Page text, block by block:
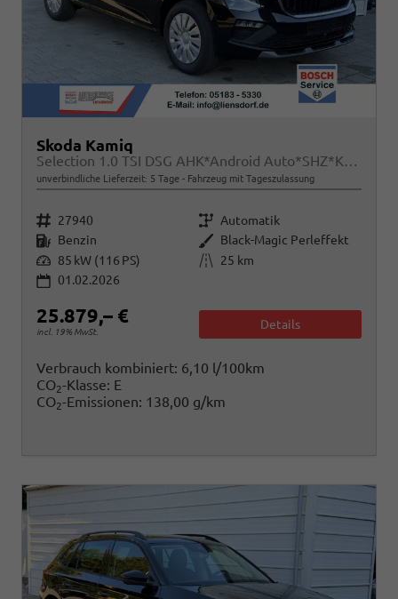
Skoda Kamiq
Selection 1.0 TSI DSG AHK*Android Auto*SHZ*Kamera*Keyless*2Z Klimaauto*
unverbindliche Lieferzeit: 5 Tage Fahrzeug mit Tageszulassung
Fahrzeugnr. 27940 Getriebe Automatik
Kraftstoff Benzin Außenfarbe Black-Magic Perleffekt
Leistung 85 kW (116 PS) Kilometerstand
25 km
01.02.2026
25.879,– €
incl. 19% MwSt.
Details
Verbrauch kombiniert: 6,10 l/100km
CO2-Klasse: E
CO2-Emissionen: 138,00 g/km